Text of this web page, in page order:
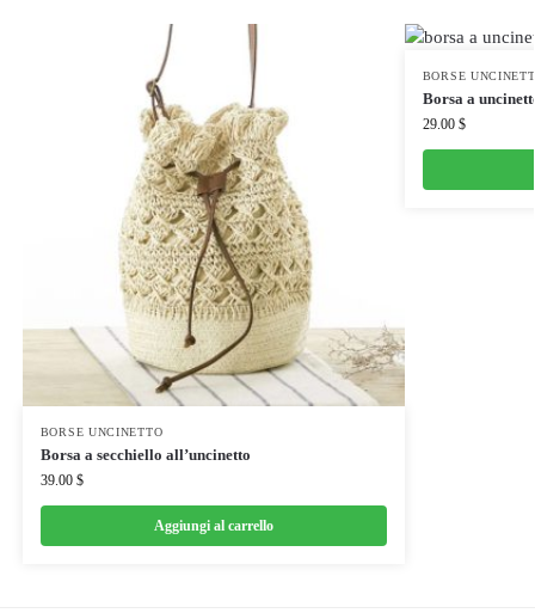
BORSE UNCINETTO
Borsa a secchiello all’uncinetto
39.00 $
Aggiungi al carrello
BORSE
Borsa a
29.00 $